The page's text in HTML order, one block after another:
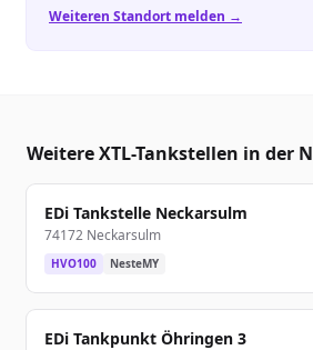
Weiteren Standort melden →
Weitere XTL-Tankstellen in der
EDi Tankstelle Neckarsulm
74172 Neckarsulm
HVO100 NesteMY
EDi Tankpunkt Öhringen 3